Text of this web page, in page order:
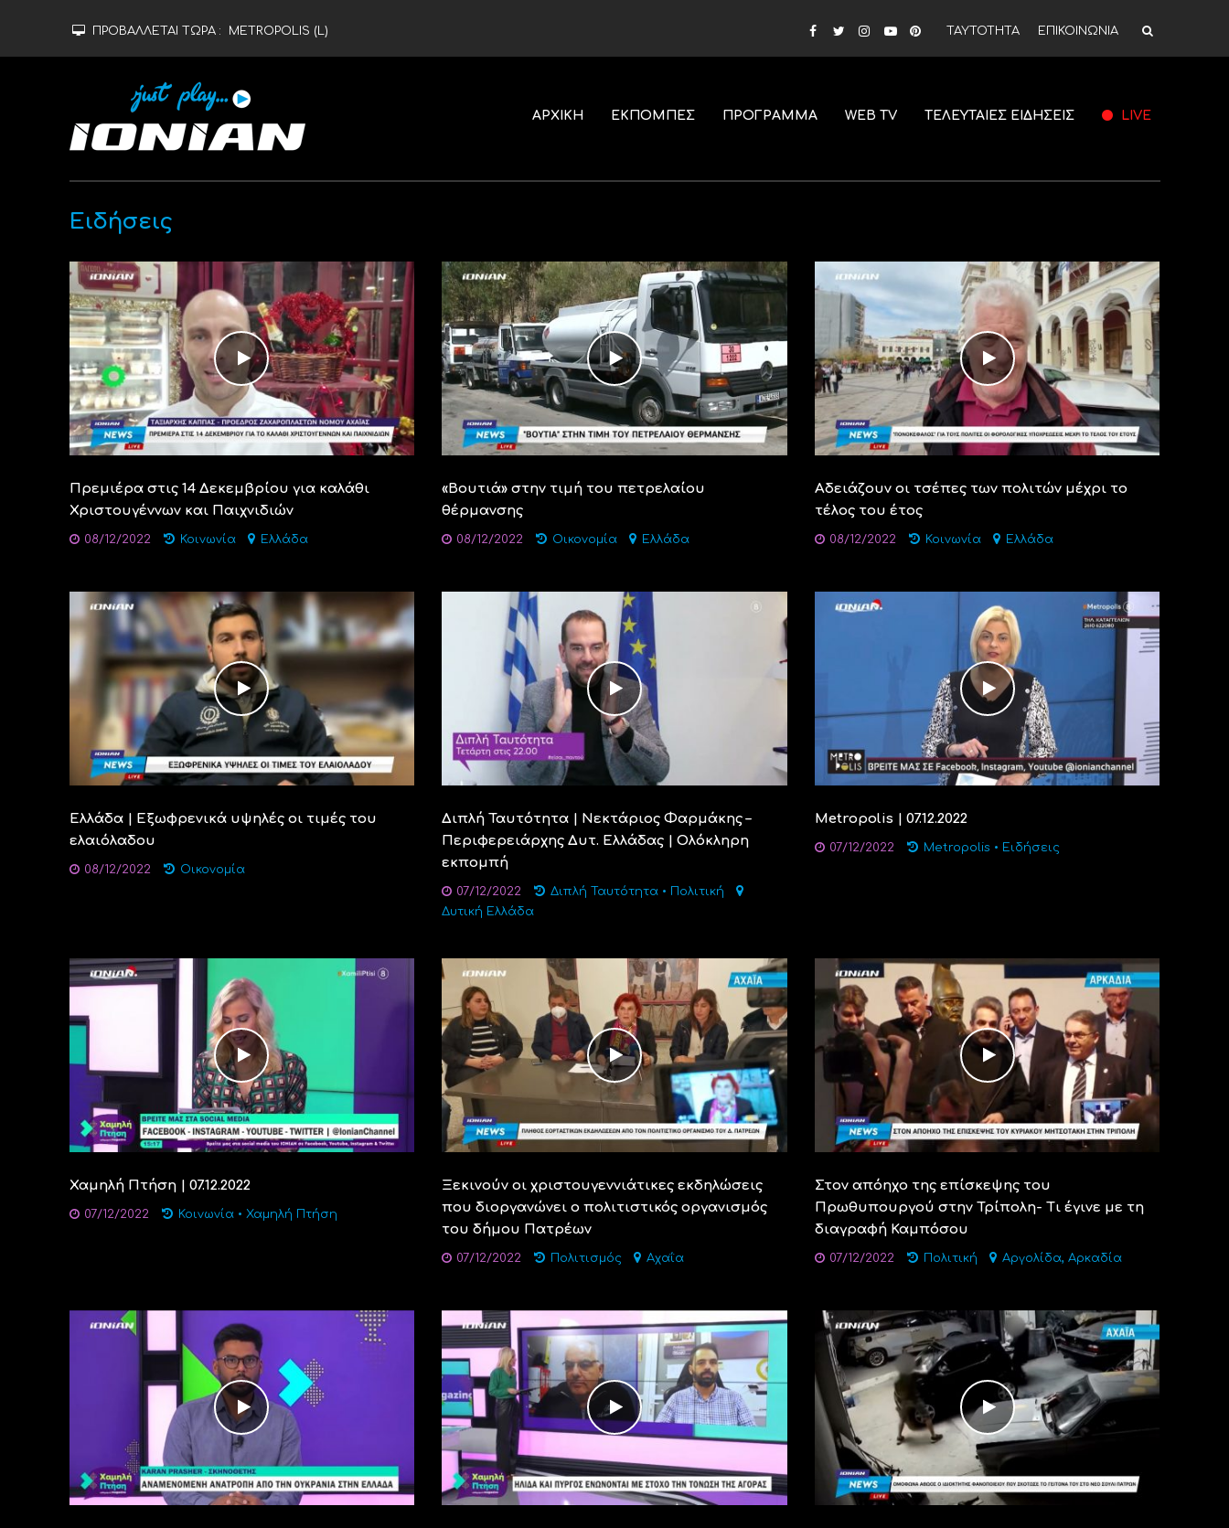
ΠΡΟΒΑΛΛΕΤΑΙ ΤΩΡΑ : METROPOLIS (L) ΤΑΥΤΟΤΗΤΑ ΕΠΙΚΟΙΝΩΝΙΑ
ΑΡΧΙΚΗ ΕΚΠΟΜΠΕΣ ΠΡΟΓΡΑΜΜΑ WEB TV ΤΕΛΕΥΤΑΙΕΣ ΕΙΔΗΣΕΙΣ LIVE
Ειδήσεις
Πρεμιέρα στις 14 Δεκεμβρίου για καλάθι
Χριστουγέννων και Παιχνιδιών
08/12/2022 Κοινωνία Ελλάδα
«Βουτιά» στην τιμή του πετρελαίου
θέρμανσης
08/12/2022 Οικονομία Ελλάδα
Αδειάζουν οι τσέπες των πολιτών μέχρι το
τέλος του έτος
08/12/2022 Κοινωνία Ελλάδα
Ελλάδα | Εξωφρενικά υψηλές οι τιμές του
ελαιόλαδου
08/12/2022 Οικονομία
Διπλή Ταυτότητα | Νεκτάριος Φαρμάκης –
Περιφερειάρχης Δυτ. Ελλάδας | Ολόκληρη
εκπομπή
07/12/2022 Διπλή Ταυτότητα • Πολιτική
Δυτική Ελλάδα
Metropolis | 07.12.2022
07/12/2022 Metropolis • Ειδήσεις
Χαμηλή Πτήση | 07.12.2022
07/12/2022 Κοινωνία • Χαμηλή Πτήση
Ξεκινούν οι χριστουγεννιάτικες εκδηλώσεις
που διοργανώνει ο πολιτιστικός οργανισμός
του δήμου Πατρέων
07/12/2022 Πολιτισμός Αχαΐα
Στον απόηχο της επίσκεψης του
Πρωθυπουργού στην Τρίπολη- Τι έγινε με τη
διαγραφή Καμπόσου
07/12/2022 Πολιτική Αργολίδα, Αρκαδία